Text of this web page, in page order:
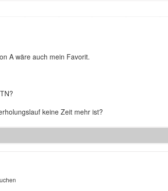
A wäre auch mein Favorit.
keine Zeit mehr ist?